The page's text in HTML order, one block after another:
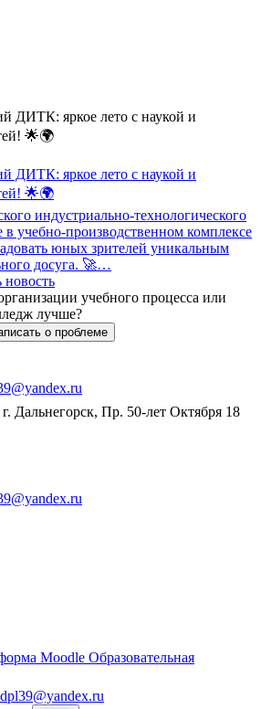
ДИТК: яркое лето с наукой и
🌟🌍
ДИТК: яркое лето с наукой и
🌟🌍
индустриально-технологического
учебно-производственном комплексе
юных зрителей уникальным
досуга. 🚀…
новость
учебного процесса или
лучше?
о проблеме
Дальнегорск, Пр. 50-лет Октября 18
Moodle Образовательная
dpl39@yandex.ru